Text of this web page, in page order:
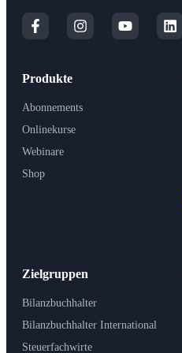
Produkte
Abonnements
Onlinekurse
Webinare
Shop
Zielgruppen
Bilanzbuchhalter
Bilanzbuchhalter International
Steuerfachwirte